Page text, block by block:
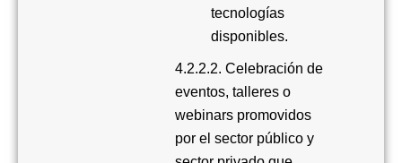
tecnologías
disponibles.
4.2.2.2. Celebración de
eventos, talleres o
webinars promovidos
por el sector público y